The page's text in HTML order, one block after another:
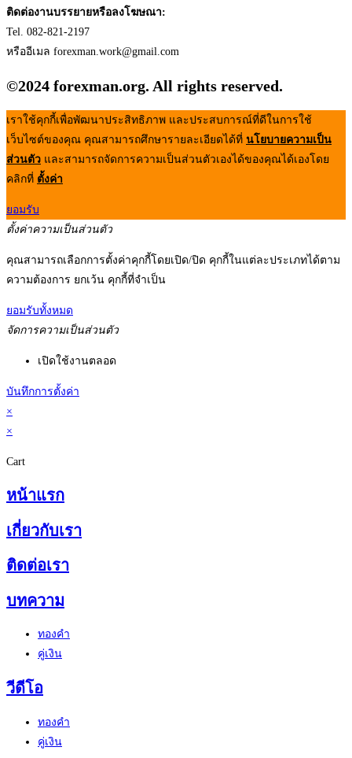
ติดต่องานบรรยายหรือลงโฆษณา:
Tel. 082-821-2197
หรืออีเมล forexman.work@gmail.com
©2024 forexman.org. All rights reserved.
เราใช้คุกกี้เพื่อพัฒนาประสิทธิภาพ และประสบการณ์ที่ดีในการใช้
เว็บไซต์ของคุณ คุณสามารถศึกษารายละเอียดได้ที่ นโยบายความเป็น
ส่วนตัว และสามารถจัดการความเป็นส่วนตัวเองได้ของคุณได้เองโดย
คลิกที่ ตั้งค่า
ยอมรับ
ตั้งค่าความเป็นส่วนตัว
คุณสามารถเลือกการตั้งค่าคุกกี้โดยเปิด/ปิด คุกกี้ในแต่ละประเภทได้ตาม
ความต้องการ ยกเว้น คุกกี้ที่จำเป็น
ยอมรับทั้งหมด
จัดการความเป็นส่วนตัว
เปิดใช้งานตลอด
บันทึกการตั้งค่า
×
×
Cart
หน้าแรก
เกี่ยวกับเรา
ติดต่อเรา
บทความ
ทองคำ
คู่เงิน
วีดีโอ
ทองคำ
คู่เงิน